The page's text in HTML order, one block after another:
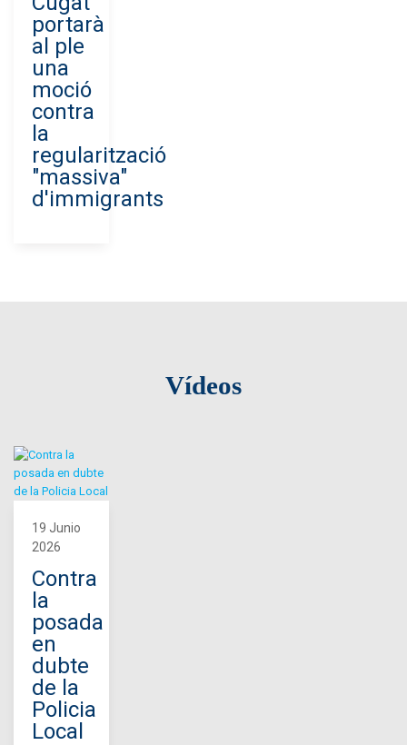
portarà
al ple
una
moció
contra
la
regularització
"massiva"
d'immigrants
Vídeos
19 Junio
2026
Contra
la
posada
en
dubte
de la
Policia
Local